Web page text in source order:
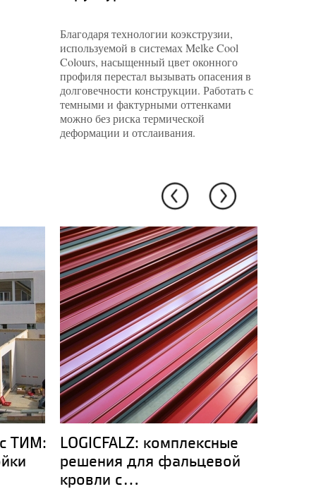
Благодаря технологии коэкструзии,
используемой в системах Melke Cool
Colours, насыщенный цвет оконного
профиля перестал вызывать опасения в
долговечности конструкции. Работать с
темными и фактурными оттенками
можно без риска термической
деформации и отслаивания.
ТИМ:
LOGICFALZ: комплексные
решения для фальцевой
кровли с...